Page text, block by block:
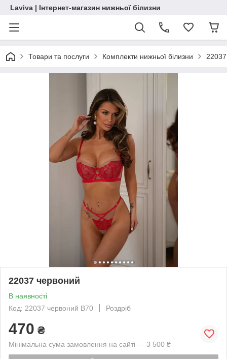
Laviva | Інтернет-магазин нижньої білизни
Товари та послуги Комплекти нижньої білизни
22037 червоний
В наявності
Код: 22037 червоний B70
Роздріб
470 ₴
Мінімальна сума замовлення на сайті — 3 500 ₴